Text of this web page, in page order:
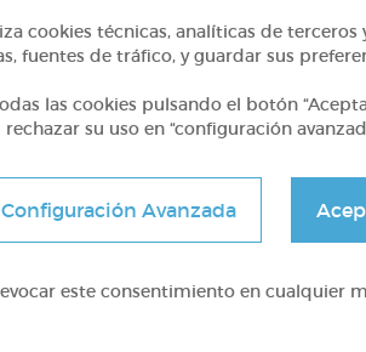
ha sido posible gracias al
cookies técnicas, analíticas de terceros
fuentes de tráfico, y guardar sus
las cookies pulsando el botón
rechazar su uso en “configuración
Configuración Avanzada
este consentimiento en cualquier